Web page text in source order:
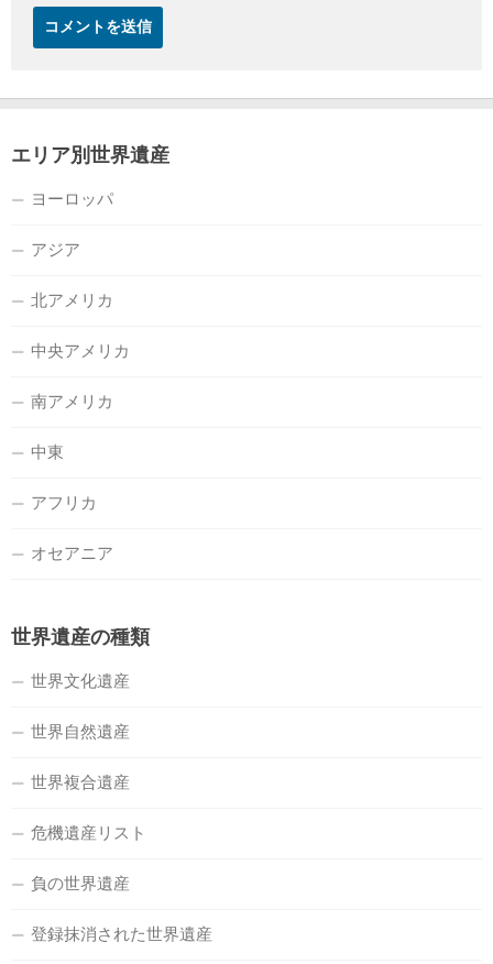
エリア別世界遺産
ヨーロッパ
アジア
北アメリカ
中央アメリカ
南アメリカ
中東
アフリカ
オセアニア
世界遺産の種類
世界文化遺産
世界自然遺産
世界複合遺産
危機遺産リスト
負の世界遺産
登録抹消された世界遺産